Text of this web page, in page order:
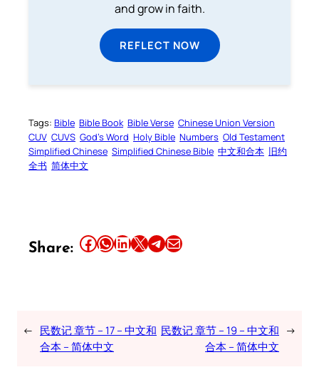
and grow in faith.
REFLECT NOW
Tags: Bible Bible Book Bible Verse Chinese Union Version
CUV CUVS God’s Word Holy Bible Numbers Old Testament
Simplified Chinese Simplified Chinese Bible 中文和合本 旧约
全书 简体中文
Share: Share this article on Facebook Share this article on WhatsApp Share this article on LinkedIn Share this article on X Share this article on TelegramEmail this Article
← 民数记 章节 – 17 – 中文和
合本 – 简体中文
民数记 章节 – 19 – 中文和
合本 – 简体中文
→